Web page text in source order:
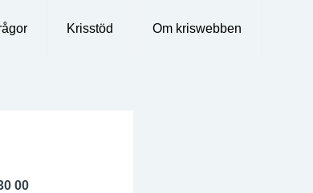
Krisstöd Om kriswebben
00